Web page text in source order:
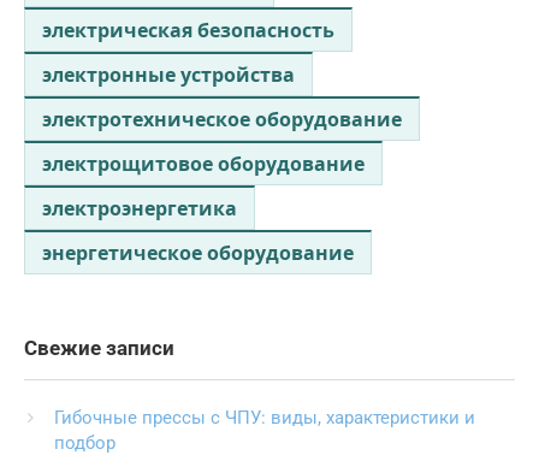
электрическая безопасность
электронные устройства
электротехническое оборудование
электрощитовое оборудование
электроэнергетика
энергетическое оборудование
Свежие записи
Гибочные прессы с ЧПУ: виды, характеристики и
подбор